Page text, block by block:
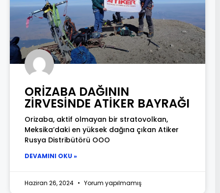
ORİZABA DAĞININ
ZİRVESİNDE ATİKER BAYRAĞI
Orizaba, aktif olmayan bir stratovolkan,
Meksika’daki en yüksek dağına çıkan Atiker
Rusya Distribütörü OOO
DEVAMINI OKU »
Haziran 26, 2024 Yorum yapılmamış